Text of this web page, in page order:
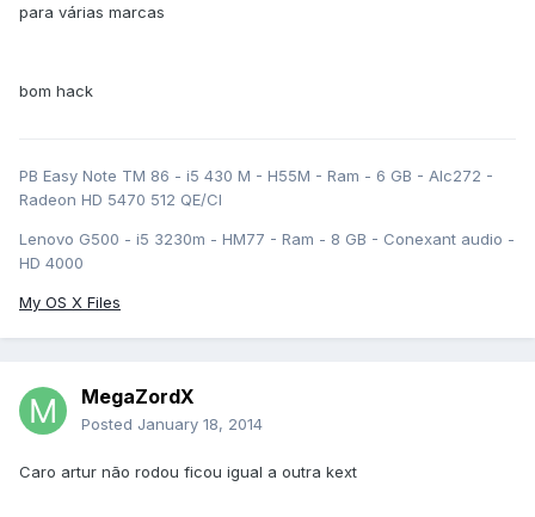
para várias marcas
bom hack
PB Easy Note TM 86 - i5 430 M - H55M - Ram - 6 GB - Alc272 -
Radeon HD 5470 512 QE/CI
Lenovo G500 - i5 3230m - HM77 - Ram - 8 GB - Conexant audio -
HD 4000
My OS X Files
MegaZordX
Posted January 18, 2014
Caro artur não rodou ficou igual a outra kext